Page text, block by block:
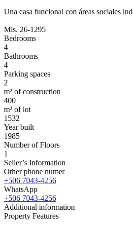
Una casa funcional con áreas sociales
Mls. 26-1295
Bedrooms
4
Bathrooms
4
Parking spaces
2
m² of construction
400
m² of lot
1532
Year built
1985
Number of Floors
1
Seller’s Information
Other phone numer
+506 7043-4256
WhatsApp
+506 7043-4256
Additional information
Property Features